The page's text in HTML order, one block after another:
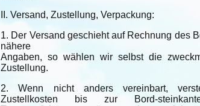
II. Versand, Zustellung, Verpackung:
1. Der Versand geschieht auf Rechnung des
nähere
Angaben, so wählen wir selbst die
Zustellung.
2. Wenn nicht anders vereinbart,
Zustellkosten bis zur Bord-